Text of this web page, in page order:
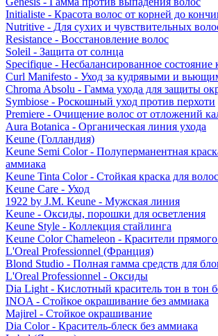
Initialiste - Красота волос от корней до
Nutritive - Для сухих и чувствительных
Resistance - Восстановление волос
Soleil - Защита от солнца
Specifique - Несбалансированное
Curl Manifesto - Уход за кудрявыми и
Chroma Absolu - Гамма ухода для защиты
Symbiose - Роскошный уход против перхоти
Premiere - Очищение волос от отложений
Aura Botanica - Органическая линия ухода
Keune (Голландия)
Keune Semi Color - Полуперманентная
аммиака
Keune Tinta Color - Стойкая краска для волос
Keune Care - Уход
1922 by J.M. Keune - Мужская линия
Keune - Оксиды, порошки для осветления
Keune Style - Коллекция стайлинга
Keune Color Chameleon - Красители
L'Oreal Professionnel (Франция)
Blond Studio - Полная гамма средств для
L'Oreal Professionnel - Оксиды
Dia Light - Кислотный краситель тон в тон
INOA - Стойкое окрашивание без аммиака
Majirel - Стойкое окрашивание
Dia Color - Краситель-блеск без аммиака